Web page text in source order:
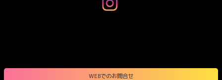
WEBでのお問合せ